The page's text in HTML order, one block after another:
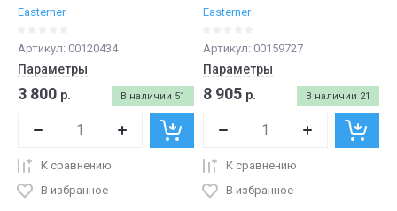
Easterner
Артикул: 00120434
Параметры
В наличии 51
3 800 р.
К сравнению
В избранное
Easterner
Артикул: 00159727
Параметры
В наличии 21
8 905 р.
К сравнению
В избранное